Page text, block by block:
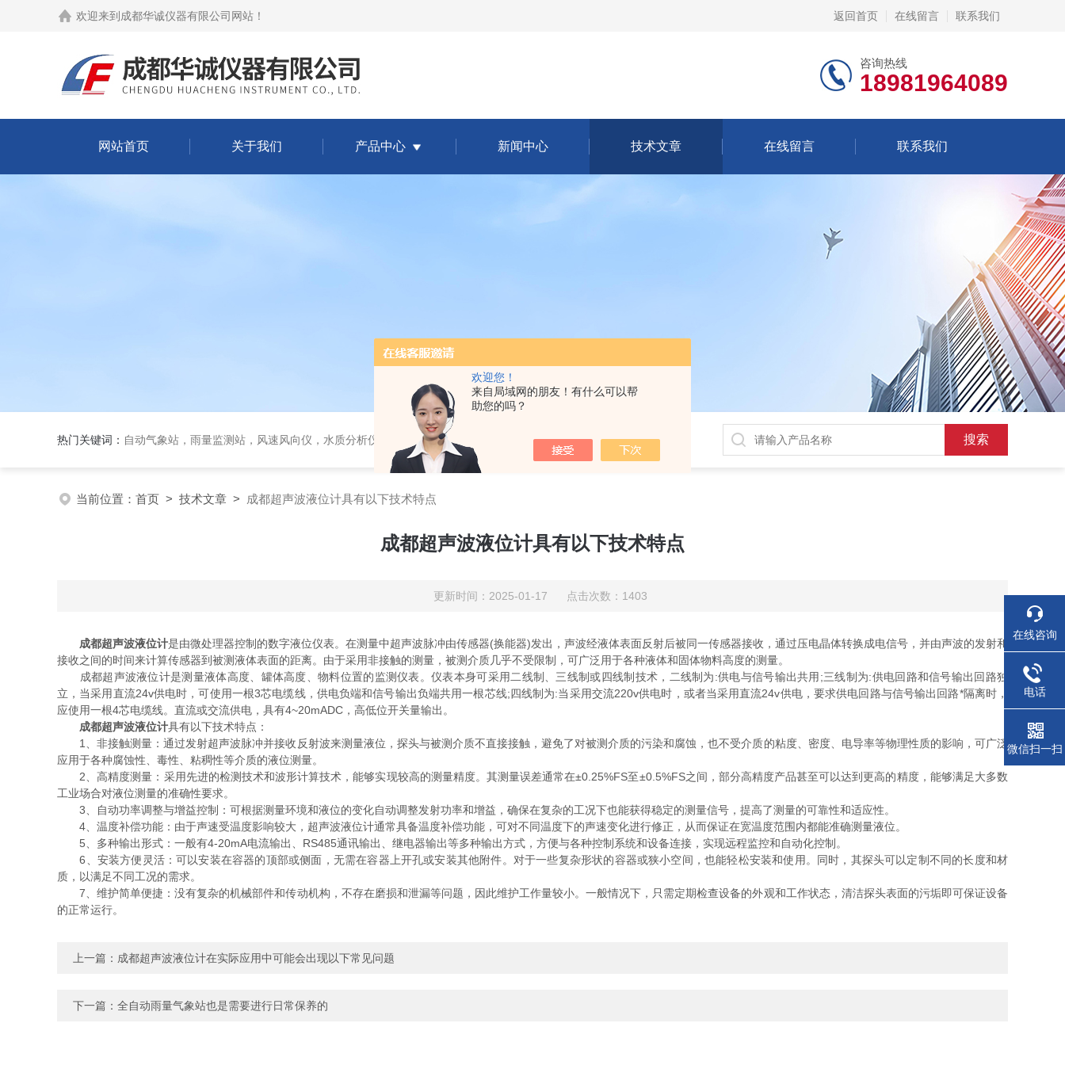
欢迎您！
来自局域网的朋友！有什么可以帮
助您的吗？
欢迎来到 成都华诚仪器有限公司网站 ！ 返回首页 在线留言 联系我们
咨询热线
18981964089
网站首页 关于我们 产品中心 新闻中心 技术文章 在线留言 联系我们
热门关键词： 自动气象站，雨量监测站，风速风向仪，水质分析仪，气体分析报警器，
当前位置： 首页 > 技术文章 > 成都超声波液位计具有以下技术特点
成都超声波液位计具有以下技术特点
更新时间：2025-01-17 点击次数：1403
成都超声波液位计是由微处理器控制的数字液位仪表。在测量中超声波脉冲由传感器(换能器)发出，声波经液体表面反射后被同一传感器接收，通过压电晶体转换成电信号，并由声波的发射和
接收之间的时间来计算传感器到被测液体表面的距离。由于采用非接触的测量，被测介质几乎不受限制，可广泛用于各种液体和固体物料高度的测量。
成都超声波液位计是测量液体高度、罐体高度、物料位置的监测仪表。仪表本身可采用二线制、三线制或四线制技术，二线制为:供电与信号输出共用;三线制为:供电回路和信号输出回路独
立，当采用直流24v供电时，可使用一根3芯电缆线，供电负端和信号输出负端共用一根芯线;四线制为:当采用交流220v供电时，或者当采用直流24v供电，要求供电回路与信号输出回路*隔离时，
应使用一根4芯电缆线。直流或交流供电，具有4~20mADC，高低位开关量输出。
成都超声波液位计具有以下技术特点：
1、非接触测量：通过发射超声波脉冲并接收反射波来测量液位，探头与被测介质不直接接触，避免了对被测介质的污染和腐蚀，也不受介质的粘度、密度、电导率等物理性质的影响，可广泛
应用于各种腐蚀性、毒性、粘稠性等介质的液位测量。
2、高精度测量：采用先进的检测技术和波形计算技术，能够实现较高的测量精度。其测量误差通常在±0.25%FS至±0.5%FS之间，部分高精度产品甚至可以达到更高的精度，能够满足大多数
工业场合对液位测量的准确性要求。
3、自动功率调整与增益控制：可根据测量环境和液位的变化自动调整发射功率和增益，确保在复杂的工况下也能获得稳定的测量信号，提高了测量的可靠性和适应性。
4、温度补偿功能：由于声速受温度影响较大，超声波液位计通常具备温度补偿功能，可对不同温度下的声速变化进行修正，从而保证在宽温度范围内都能准确测量液位。
5、多种输出形式：一般有4-20mA电流输出、RS485通讯输出、继电器输出等多种输出方式，方便与各种控制系统和设备连接，实现远程监控和自动化控制。
6、安装方便灵活：可以安装在容器的顶部或侧面，无需在容器上开孔或安装其他附件。对于一些复杂形状的容器或狭小空间，也能轻松安装和使用。同时，其探头可以定制不同的长度和材
质，以满足不同工况的需求。
7、维护简单便捷：没有复杂的机械部件和传动机构，不存在磨损和泄漏等问题，因此维护工作量较小。一般情况下，只需定期检查设备的外观和工作状态，清洁探头表面的污垢即可保证设备
的正常运行。
上一篇： 成都超声波液位计在实际应用中可能会出现以下常见问题
下一篇： 全自动雨量气象站也是需要进行日常保养的
在线咨询
电话
微信扫一扫